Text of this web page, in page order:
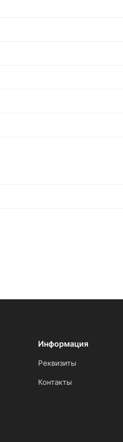
Информация
Реквизиты
Контакты